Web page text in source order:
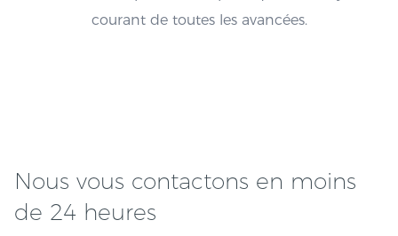
courant de toutes les avancées.
Nous vous contactons en moins
de 24 heures